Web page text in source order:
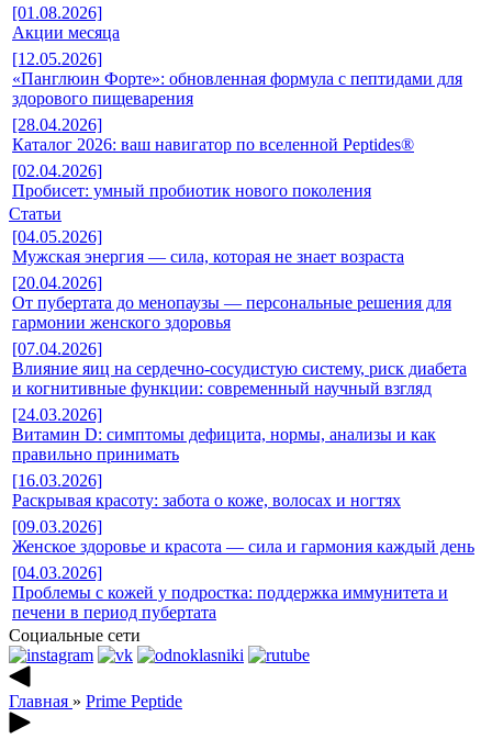
[01.08.2026]
Акции месяца
[12.05.2026]
«Панглюин Форте»: обновленная формула с пептидами для
здорового пищеварения
[28.04.2026]
Каталог 2026: ваш навигатор по вселенной Peptides®
[02.04.2026]
Пробисет: умный пробиотик нового поколения
Статьи
[04.05.2026]
Мужская энергия — сила, которая не знает возраста
[20.04.2026]
От пубертата до менопаузы — персональные решения для
гармонии женского здоровья
[07.04.2026]
Влияние яиц на сердечно-сосудистую систему, риск диабета
и когнитивные функции: современный научный взгляд
[24.03.2026]
Витамин D: симптомы дефицита, нормы, анализы и как
правильно принимать
[16.03.2026]
Раскрывая красоту: забота о коже, волосах и ногтях
[09.03.2026]
Женское здоровье и красота — сила и гармония каждый день
[04.03.2026]
Проблемы с кожей у подростка: поддержка иммунитета и
печени в период пубертата
Социальные сети
Главная » Prime Peptide